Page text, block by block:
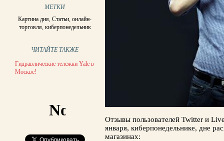
МЕТКИ
Картина дня,Статьи,онлайн-
торговля, киберпонедельник
ЧИТАЙТЕ ТАКЖЕ
Гидравлические тележки Yale в
Москве!
Отзывы пользователей Twitter и
января, киберпонедельнике, дне
магазинах: